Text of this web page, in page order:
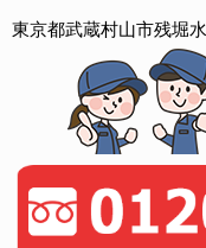
東京都武蔵村山市残堀